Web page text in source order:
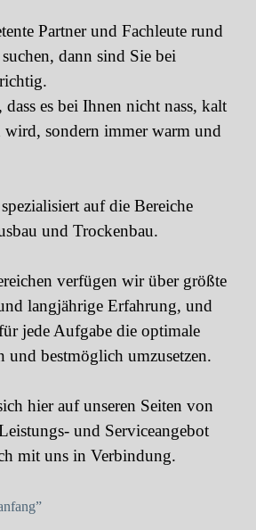
Partner und Fachleute rund
dann sind Sie bei
dass es bei Ihnen nicht nass, kalt
sondern immer warm und
auf die Bereiche
und Trockenbau.
verfügen wir über größte
langjährige Erfahrung, und
jede Aufgabe die optimale
und bestmöglich umzusetzen.
hier auf unseren Seiten von
und Serviceangebot
mit uns in Verbindung.